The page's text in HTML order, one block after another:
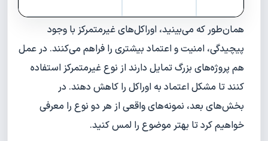
همان‌طور که می‌بینید، اوراکل‌های غیرمتمرکز با وجود
پیچیدگی، امنیت و اعتماد بیشتری را فراهم می‌کنند. در عمل
هم پروژه‌های بزرگ تمایل دارند از نوع غیرمتمرکز استفاده
کنند تا مشکل اعتماد به اوراکل را کاهش دهند. در
بخش‌های بعد، نمونه‌های واقعی از هر دو نوع را معرفی
خواهیم کرد تا بهتر موضوع را لمس کنید.